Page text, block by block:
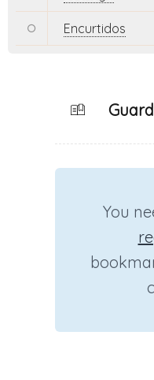
Encurtidos
You